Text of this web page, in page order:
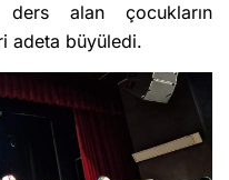
ders alan çocukların
adeta büyüledi.